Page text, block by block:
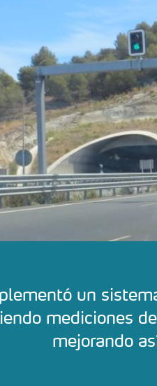
un
mediciones
mejorando